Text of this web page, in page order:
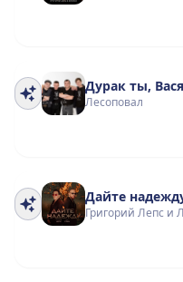
Дурак ты,
Лесоповал
Дайте
Григорий Лепс и